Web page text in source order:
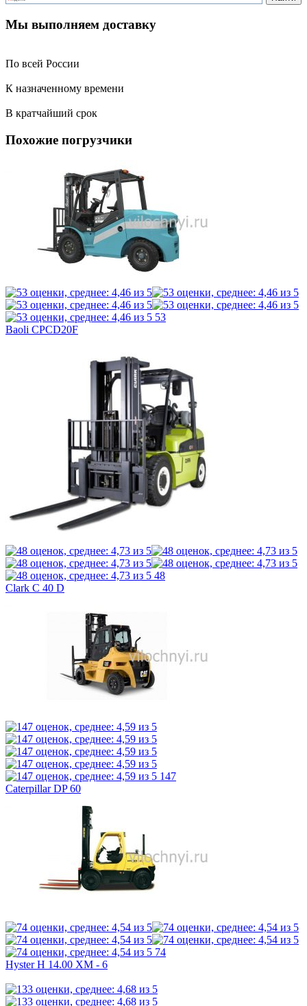
Мы выполняем доставку
По всей России
К назначенному времени
В кратчайший срок
Похожие погрузчики
53
Baoli CPCD20F
48
Clark C 40 D
147
Caterpillar DP 60
74
Hyster H 14.00 XM - 6